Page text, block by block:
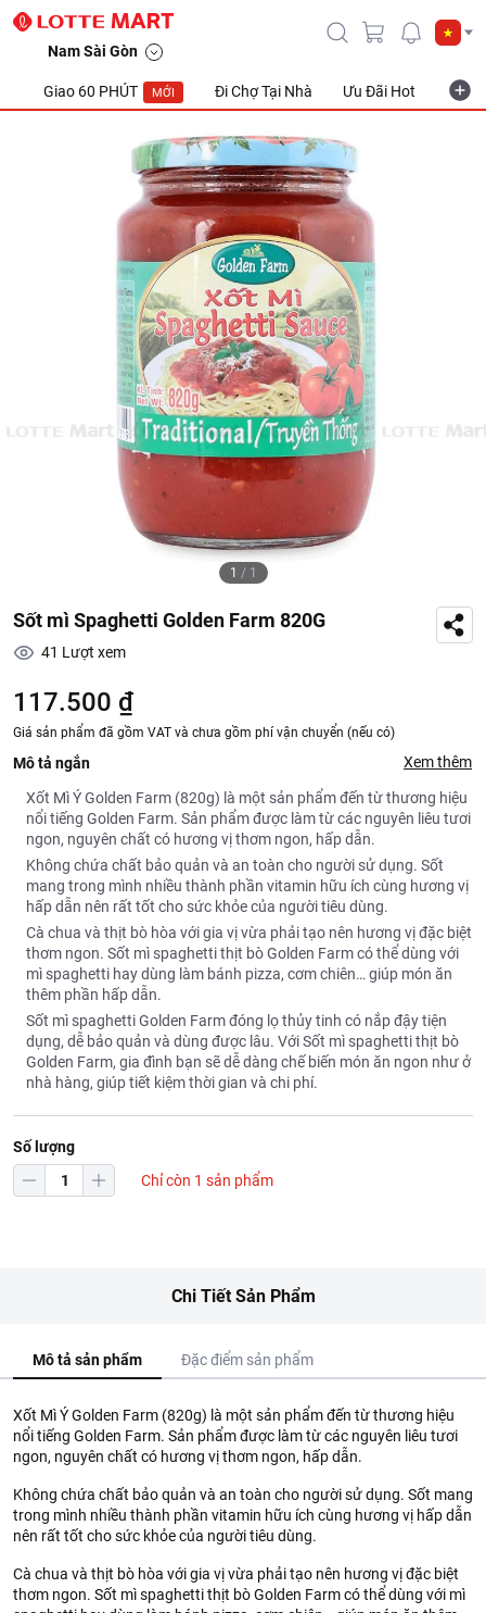
Nam Sài Gòn
Giao 60 PHÚT MỚI Đi Chợ Tại Nhà Ưu Đãi Hot
1 / 1
Sốt mì Spaghetti Golden Farm 820G
41 Lượt xem
117.500 ₫
Giá sản phẩm đã gồm VAT và chưa gồm phí vận chuyển (nếu có)
Mô tả ngắn Xem thêm
Xốt Mì Ý Golden Farm (820g) là một sản phẩm đến từ thương hiệu
nổi tiếng Golden Farm. Sản phẩm được làm từ các nguyên liêu tươi
ngon, nguyên chất có hương vị thơm ngon, hấp dẫn.
Không chứa chất bảo quản và an toàn cho người sử dụng. Sốt
mang trong mình nhiều thành phần vitamin hữu ích cùng hương vị
hấp dẫn nên rất tốt cho sức khỏe của người tiêu dùng.
Cà chua và thịt bò hòa với gia vị vừa phải tạo nên hương vị đặc biệt
thơm ngon. Sốt mì spaghetti thịt bò Golden Farm có thể dùng với
mì spaghetti hay dùng làm bánh pizza, cơm chiên… giúp món ăn
thêm phần hấp dẫn.
Sốt mì spaghetti Golden Farm đóng lọ thủy tinh có nắp đậy tiện
dụng, dễ bảo quản và dùng được lâu. Với Sốt mì spaghetti thịt bò
Golden Farm, gia đình bạn sẽ dễ dàng chế biến món ăn ngon như ở
nhà hàng, giúp tiết kiệm thời gian và chi phí.
Số lượng
Chỉ còn 1 sản phẩm
Chi Tiết Sản Phẩm
Mô tả sản phẩm Đặc điểm sản phẩm
Xốt Mì Ý Golden Farm (820g) là một sản phẩm đến từ thương hiệu
nổi tiếng Golden Farm. Sản phẩm được làm từ các nguyên liêu tươi
ngon, nguyên chất có hương vị thơm ngon, hấp dẫn.
Không chứa chất bảo quản và an toàn cho người sử dụng. Sốt mang
trong mình nhiều thành phần vitamin hữu ích cùng hương vị hấp dẫn
nên rất tốt cho sức khỏe của người tiêu dùng.
Cà chua và thịt bò hòa với gia vị vừa phải tạo nên hương vị đặc biệt
thơm ngon. Sốt mì spaghetti thịt bò Golden Farm có thể dùng với mì